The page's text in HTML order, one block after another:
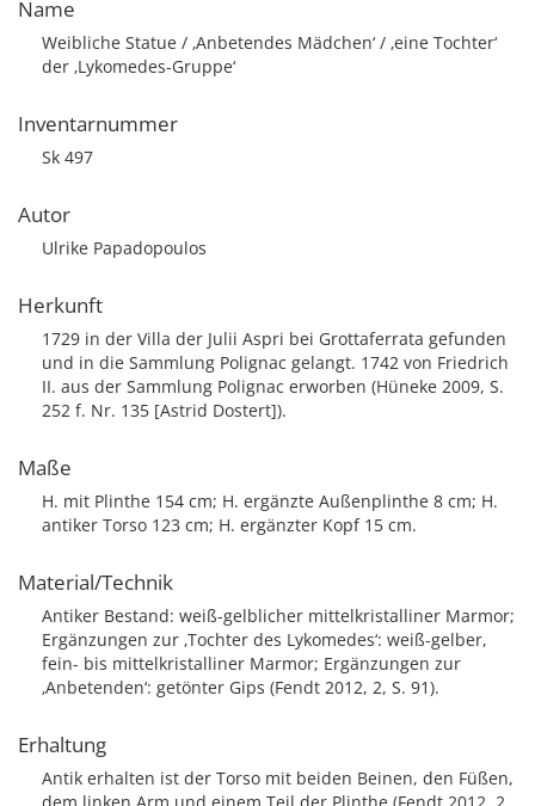
Name
Weibliche Statue / ‚Anbetendes Mädchen‘ / ‚eine Tochter‘
der ‚Lykomedes-Gruppe‘
Inventarnummer
Sk 497
Autor
Ulrike Papadopoulos
Herkunft
1729 in der Villa der Julii Aspri bei Grottaferrata gefunden
und in die Sammlung Polignac gelangt. 1742 von Friedrich
II. aus der Sammlung Polignac erworben (Hüneke 2009, S.
252 f. Nr. 135 [Astrid Dostert]).
Maße
H. mit Plinthe 154 cm; H. ergänzte Außenplinthe 8 cm; H.
antiker Torso 123 cm; H. ergänzter Kopf 15 cm.
Material/Technik
Antiker Bestand: weiß-gelblicher mittelkristalliner Marmor;
Ergänzungen zur ‚Tochter des Lykomedes‘: weiß-gelber,
fein- bis mittelkristalliner Marmor; Ergänzungen zur
‚Anbetenden‘: getönter Gips (Fendt 2012, 2, S. 91).
Erhaltung
Antik erhalten ist der Torso mit beiden Beinen, den Füßen,